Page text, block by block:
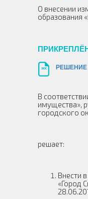
О внесении
образования
.DOC РЕШЕНИЕ
В
имущества»,
городского
решает:
Внести
«Город